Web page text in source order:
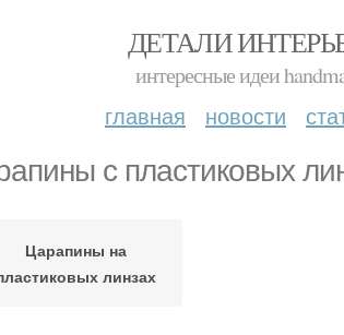
ДЕТАЛИ
интересные идеи
главная новости
с пластиковых
Царапины на
линзах